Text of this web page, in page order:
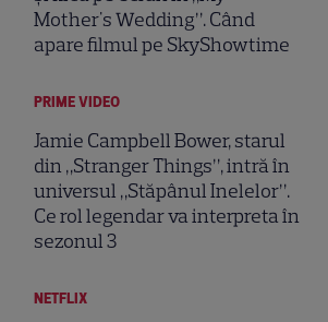
Mother's Wedding”. Când
apare filmul pe SkyShowtime
PRIME VIDEO
Jamie Campbell Bower, starul
din „Stranger Things”, intră în
universul „Stăpânul Inelelor”.
Ce rol legendar va interpreta în
sezonul 3
NETFLIX